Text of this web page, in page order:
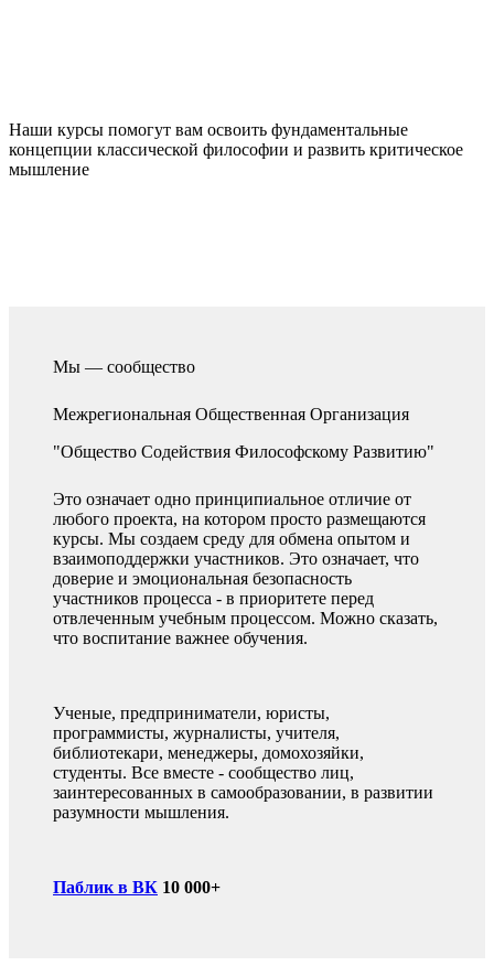
Наши курсы помогут вам освоить фундаментальные
концепции классической философии и развить критическое
мышление
Мы — сообщество
Межрегиональная Общественная Организация
"Общество Содействия Философскому Развитию"
Это означает одно принципиальное отличие от
любого проекта, на котором просто размещаются
курсы. Мы создаем среду для обмена опытом и
взаимоподдержки участников. Это означает, что
доверие и эмоциональная безопасность
участников процесса - в приоритете перед
отвлеченным учебным процессом. Можно сказать,
что воспитание важнее обучения.
Ученые, предприниматели, юристы,
программисты, журналисты, учителя,
библиотекари, менеджеры, домохозяйки,
студенты. Все вместе - сообщество лиц,
заинтересованных в самообразовании, в развитии
разумности мышления.
Паблик в ВК 10 000+